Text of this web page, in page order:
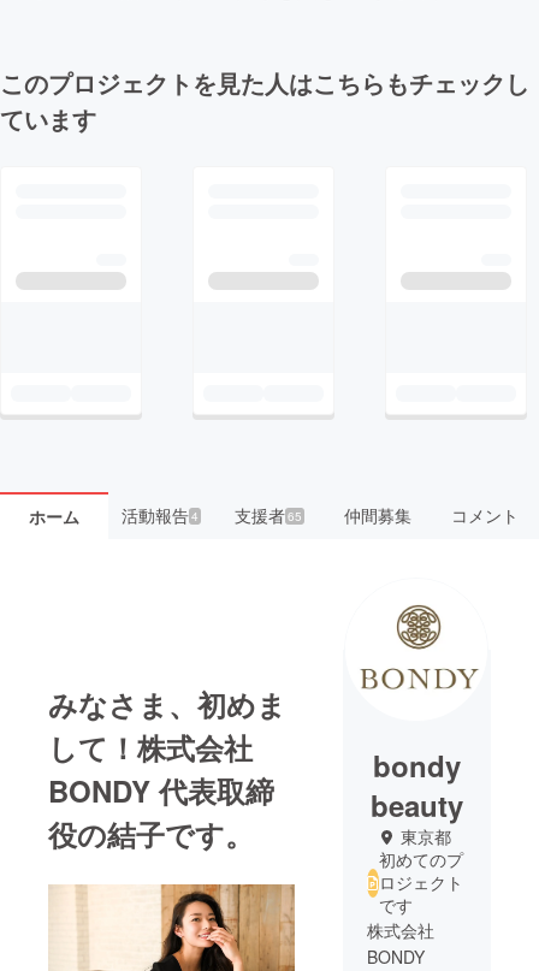
このプロジェクトを見た人はこちらもチェックし
ています
ホーム 活動報告4 支援者65 仲間募集 コメント
みなさま、初めま
して！株式会社
BONDY 代表取締
役の結子です。
bondy
beauty
東京都
初めてのプ
ロジェクト
です
株式会社
BONDY